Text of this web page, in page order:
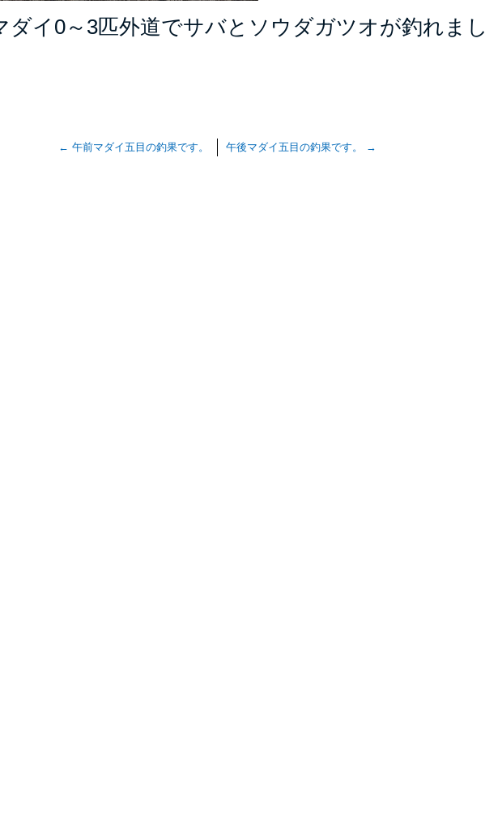
ダイ0～3匹外道でサバとソウダガツオが釣れまし
← 午前マダイ五目の釣果です。 午後マダイ五目の釣果です。 →